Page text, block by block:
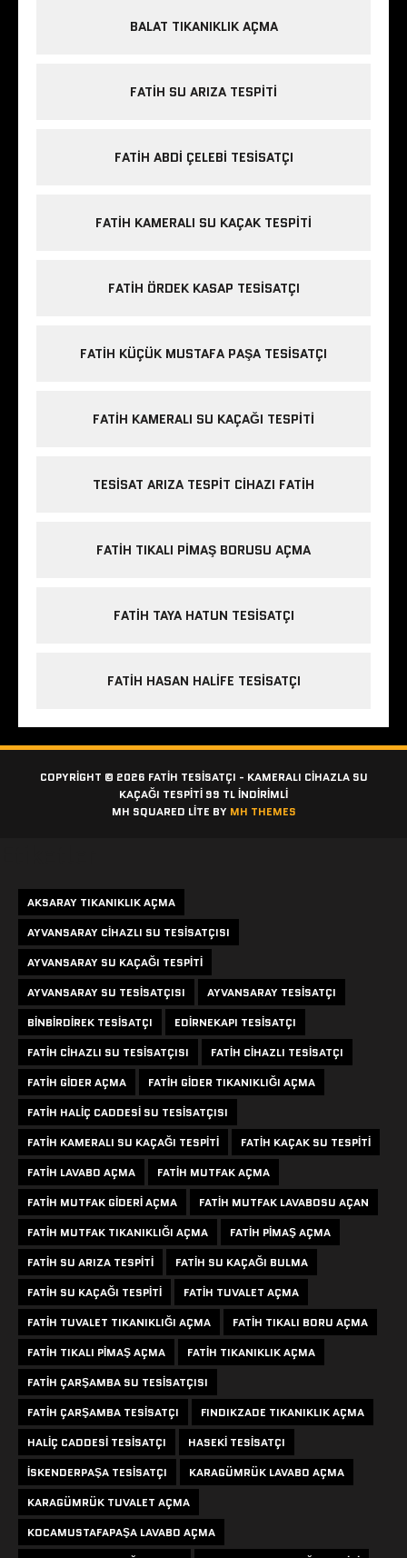
BALAT TIKANIKLIK AÇMA
FATIH SU ARIZA TESPITI
FATIH ABDI ÇELEBI TESISATÇI
FATIH KAMERALI SU KAÇAK TESPITI
FATIH ÖRDEK KASAP TESISATÇI
FATIH KÜÇÜK MUSTAFA PAŞA TESISATÇI
FATIH KAMERALI SU KAÇAĞI TESPITI
TESISAT ARIZA TESPIT CIHAZI FATIH
FATIH TIKALI PIMAŞ BORUSU AÇMA
FATIH TAYA HATUN TESISATÇI
FATIH HASAN HALIFE TESISATÇI
COPYRIGHT © 2026 FATIH TESISATÇI - KAMERALI CIHAZLA SU
KAÇAĞI TESPITI 99 TL İNDİRİMLİ
MH SQUARED LITE BY MH THEMES
AKSARAY TIKANIKLIK AÇMA
AYVANSARAY CIHAZLI SU TESISATÇISI
AYVANSARAY SU KAÇAĞI TESPITI
AYVANSARAY SU TESISATÇISI
AYVANSARAY TESISATÇI
BINBIRDIREK TESISATÇI
EDIRNEKAPI TESISATÇI
FATIH CIHAZLI SU TESISATÇISI
FATIH CIHAZLI TESISATÇI
FATIH GIDER AÇMA
FATIH GIDER TIKANIKLIĞI AÇMA
FATIH HALIÇ CADDESI SU TESISATÇISI
FATIH KAMERALI SU KAÇAĞI TESPITI
FATIH KAÇAK SU TESPITI
FATIH LAVABO AÇMA
FATIH MUTFAK AÇMA
FATIH MUTFAK GIDERI AÇMA
FATIH MUTFAK LAVABOSU AÇAN
FATIH MUTFAK TIKANIKLIĞI AÇMA
FATIH PIMAŞ AÇMA
FATIH SU ARIZA TESPITI
FATIH SU KAÇAĞI BULMA
FATIH SU KAÇAĞI TESPITI
FATIH TUVALET AÇMA
FATIH TUVALET TIKANIKLIĞI AÇMA
FATIH TIKALI BORU AÇMA
FATIH TIKALI PIMAŞ AÇMA
FATIH TIKANIKLIK AÇMA
FATIH ÇARŞAMBA SU TESISATÇISI
FATIH ÇARŞAMBA TESISATÇI
FINDIKZADE TIKANIKLIK AÇMA
HALIÇ CADDESI TESISATÇI
HASEKI TESISATÇI
ISKENDERPAŞA TESISATÇI
KARAGÜMRÜK LAVABO AÇMA
KARAGÜMRÜK TUVALET AÇMA
KOCAMUSTAFAPAŞA LAVABO AÇMA